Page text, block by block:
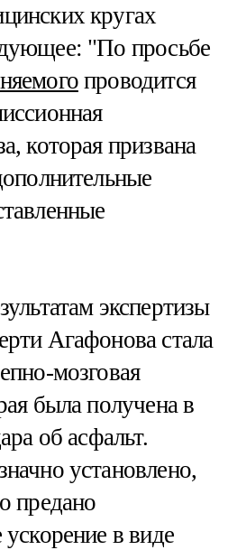
кругах
"По просьбе
проводится
которая призвана
экспертизы
Агафонова стала
мозговая
была получена в
об асфальт.
установлено,
предано
ускорение в виде